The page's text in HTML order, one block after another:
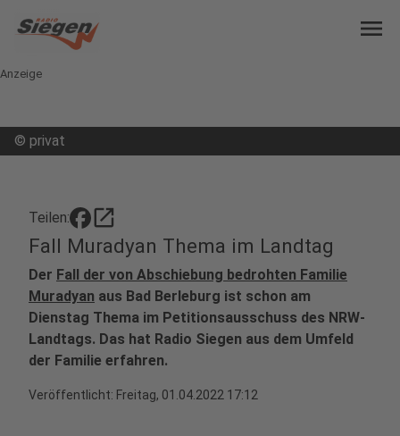
menu
Anzeige
© privat
Teilen: open_in_new
Fall Muradyan Thema im Landtag
Der Fall der von Abschiebung bedrohten Familie
Muradyan aus Bad Berleburg ist schon am
Dienstag Thema im Petitionsausschuss des NRW-
Landtags. Das hat Radio Siegen aus dem Umfeld
der Familie erfahren.
Veröffentlicht: Freitag, 01.04.2022 17:12